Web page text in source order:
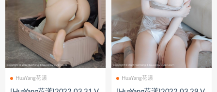
HuaYang花漾 HuaYang花漾